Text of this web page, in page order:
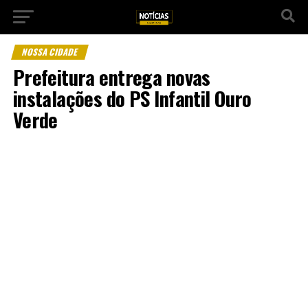
NOSSA CIDADE
Prefeitura entrega novas
instalações do PS Infantil Ouro
Verde